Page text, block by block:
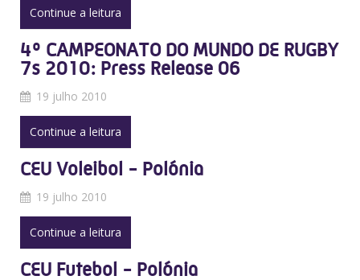
Continue a leitura
4º CAMPEONATO DO MUNDO DE RUGBY
7s 2010: Press Release 06
19 julho 2010
Continue a leitura
CEU Voleibol - Polónia
19 julho 2010
Continue a leitura
CEU Futebol - Polónia